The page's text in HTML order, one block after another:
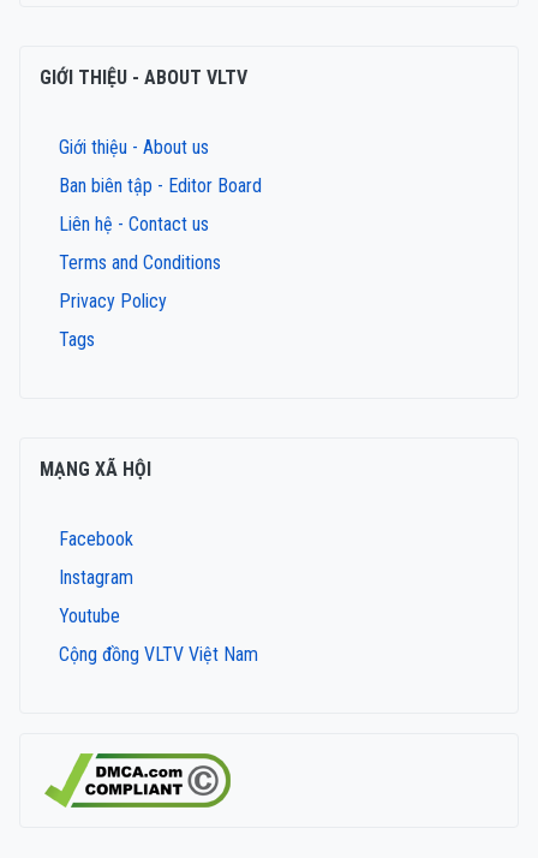
GIỚI THIỆU - ABOUT VLTV
Giới thiệu - About us
Ban biên tập - Editor Board
Liên hệ - Contact us
Terms and Conditions
Privacy Policy
Tags
MẠNG XÃ HỘI
Facebook
Instagram
Youtube
Cộng đồng VLTV Việt Nam